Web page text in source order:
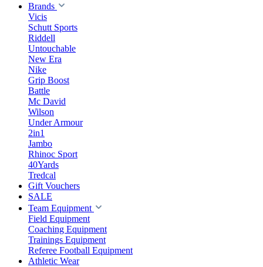
Brands
Vicis
Schutt Sports
Riddell
Untouchable
New Era
Nike
Grip Boost
Battle
Mc David
Wilson
Under Armour
2in1
Jambo
Rhinoc Sport
40Yards
Tredcal
Gift Vouchers
SALE
Team Equipment
Field Equipment
Coaching Equipment
Trainings Equipment
Referee Football Equipment
Athletic Wear